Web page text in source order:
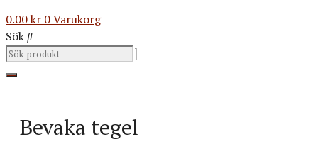
0.00kr 0Varukorg
Sök
Bevaka tegel